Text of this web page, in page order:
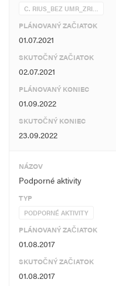
C. RIUS_BEZ UMR_ZRI…
PLÁNOVANÝ ZAČIATOK
01.07.2021
SKUTOČNÝ ZAČIATOK
02.07.2021
PLÁNOVANÝ KONIEC
01.09.2022
SKUTOČNÝ KONIEC
23.09.2022
NÁZOV
Podporné aktivity
TYP
PODPORNÉ AKTIVITY
PLÁNOVANÝ ZAČIATOK
01.08.2017
SKUTOČNÝ ZAČIATOK
01.08.2017